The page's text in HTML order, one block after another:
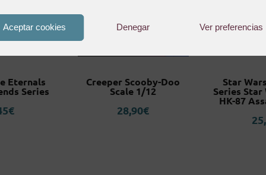
Aceptar cookies Denegar Ver preferencias
Eternals
Series
€
Creeper Scooby-Doo
Scale 1/12
28,90€
Star
Series Star
HK-87